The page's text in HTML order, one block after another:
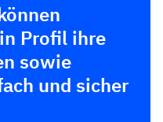
Profil ihre
sowie
und sicher